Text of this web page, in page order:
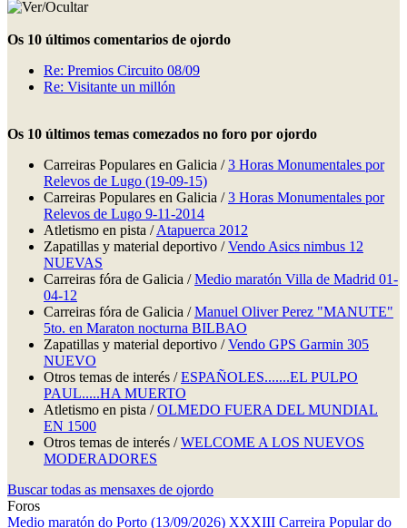
Os 10 últimos comentarios de ojordo
Re: Premios Circuito 08/09
Re: Visitante un millón
Os 10 últimos temas comezados no foro por ojordo
Carreiras Populares en Galicia /3 Horas Monumentales por
Relevos de Lugo (19-09-15)
Carreiras Populares en Galicia /3 Horas Monumentales por
Relevos de Lugo 9-11-2014
Atletismo en pista /Atapuerca 2012
Zapatillas y material deportivo /Vendo Asics nimbus 12
NUEVAS
Carreiras fóra de Galicia /Medio maratón Villa de Madrid 01-
04-12
Carreiras fóra de Galicia /Manuel Oliver Perez "MANUTE"
5to. en Maraton nocturna BILBAO
Zapatillas y material deportivo /Vendo GPS Garmin 305
NUEVO
Otros temas de interés /ESPAÑOLES.......EL PULPO
PAUL.....HA MUERTO
Atletismo en pista /OLMEDO FUERA DEL MUNDIAL
EN 1500
Otros temas de interés /WELCOME A LOS NUEVOS
MODERADORES
Buscar todas as mensaxes de ojordo
Foros
Medio maratón do Porto (13/09/2026) XXXIII Carreira Popular do